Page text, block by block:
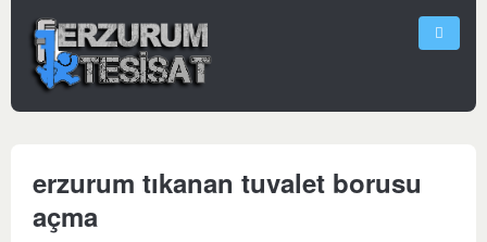
erzurum tıkanan tuvalet borusu
açma